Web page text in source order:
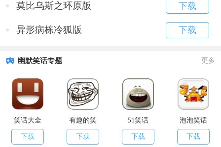
莫比乌斯之环原版 下载
异形病栋冷狐版 下载
幽默笑话专题 更多
笑话大全
下载
有趣的笑
话:Funny Jokes
下载
51笑话
下载
泡泡笑话
下载